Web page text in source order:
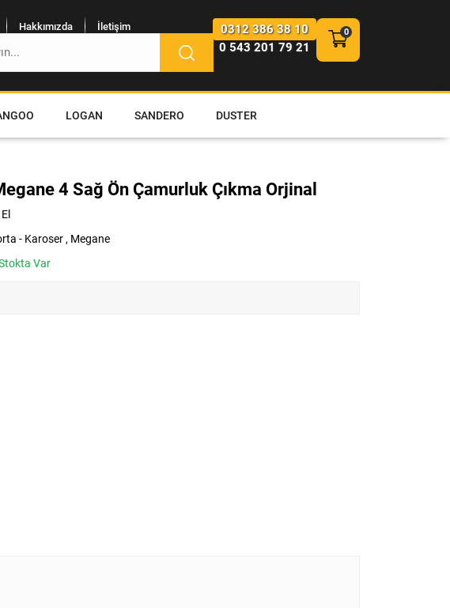
Hakkımızda İletişim
0312 386 38 10
0 543 201 79 21
LOGAN SANDERO DUSTER
4 Sağ Ön Çamurluk Çıkma Orjinal
- Karoser , Megane
Var